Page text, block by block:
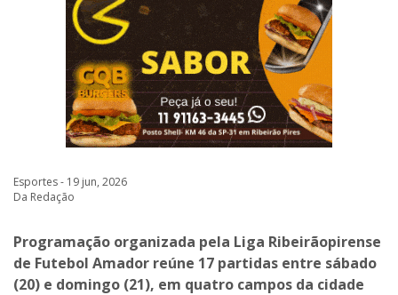
Esportes - 19 jun, 2026
Da Redação
Programação organizada pela Liga Ribeirãopirense
de Futebol Amador reúne 17 partidas entre sábado
(20) e domingo (21), em quatro campos da cidade